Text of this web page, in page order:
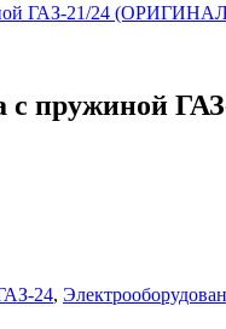
ГАЗ-21/24
с пружиной
24,